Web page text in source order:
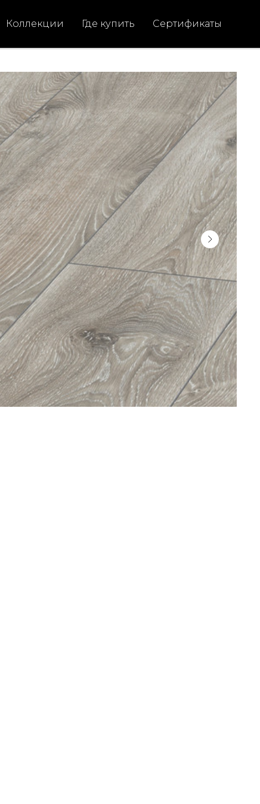
Коллекции Где купить Сертификаты